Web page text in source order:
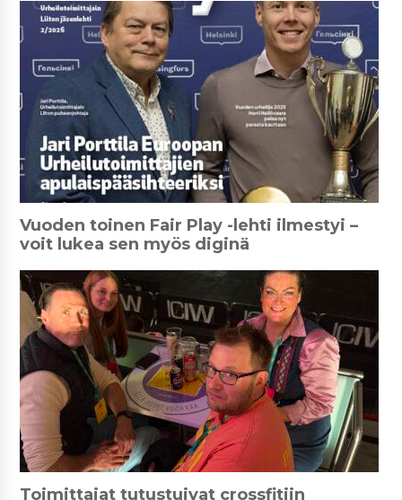
Vuoden toinen Fair Play -lehti ilmestyi –
voit lukea sen myös diginä
Toimittajat tutustuivat crossfitiin